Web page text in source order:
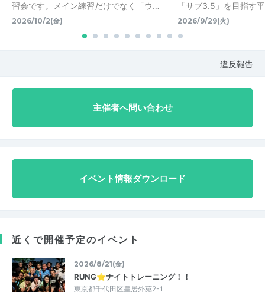
習会です。メイン練習だけでなく「ウ…
2026/10/2(金)
「サブ3.5」を目指す
2026/9/29(火)
違反報告
主催者へ問い合わせ
イベント情報ダウンロード
近くで開催予定のイベント
2026/8/21(金)
RUNG⭐︎ナイトトレーニング！！
東京都千代田区皇居外苑2-1